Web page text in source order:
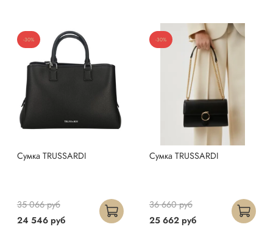
-30%
Сумка TRUSSARDI
24 546 руб
35 066 руб
-30%
Сумка TRUSSARDI
25 662 руб
36 660 руб